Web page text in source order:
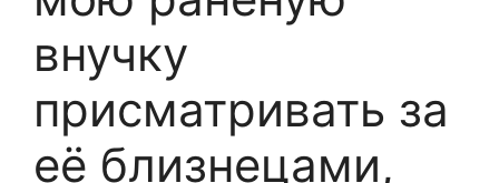
внучку
присматривать за
её близнецами,